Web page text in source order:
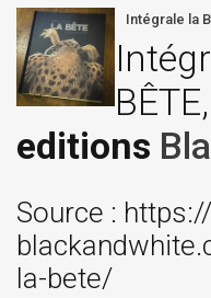
Intégrale la
BÊTE,
editions
Source :
la-bete/